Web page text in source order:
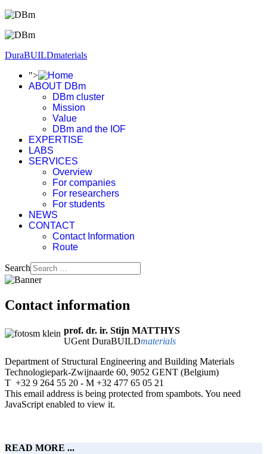
DuraBUILDmaterials
">
ABOUT DBm
DBm cluster
Mission
Value
DBm and the IOF
EXPERTISE
LABS
SERVICES
Overview
For companies
For researchers
For students
NEWS
CONTACT
Contact Information
Route
Search
Contact information
prof. dr. ir. Stijn MATTHYS
UGent DuraBUILDmaterials
Department of Structural Engineering and Building Materials
Technologiepark-Zwijnaarde 60, 9052 GENT (Belgium)
T +32 9 264 55 20 - M +32 477 65 05 21
This email address is being protected from spambots. You need
JavaScript enabled to view it.
READ MORE ...